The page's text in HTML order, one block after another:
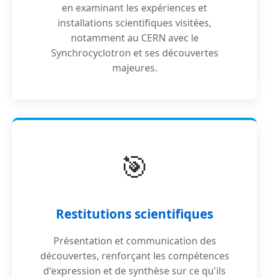
en examinant les expériences et
installations scientifiques visitées,
notamment au CERN avec le
Synchrocyclotron et ses découvertes
majeures.
🎯
Restitutions scientifiques
Présentation et communication des
découvertes, renforçant les compétences
d'expression et de synthèse sur ce qu'ils